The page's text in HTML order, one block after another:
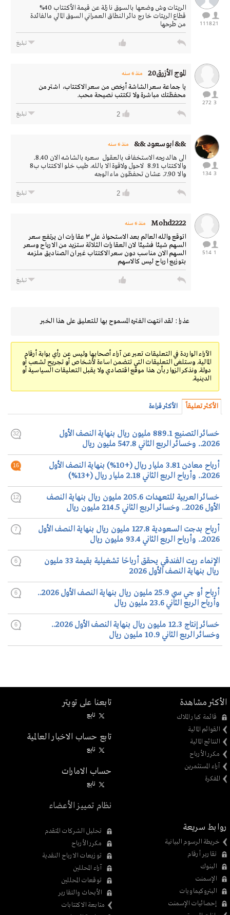
21
1118
الريتات وش وضعها بالسوق نازلة عن قيمة الأكتتاب 40%
قطاع الريتات خارج دائر النطاق العمراني السوق المالي مالفائدة
من طرحها
تبليغ
3
272
الموج الأزرق20 منذ 6 سنه
يا جماعة سعر الشاشة أرخص من سعر الاكتتاب، اشتر من
محفظتك مباشرة ولا تكتتب نصيحة محب.
2 تبليغ
3
134
&& ابوسعود && منذ 6 سنه
الى هالدرجه الاستخفاف بالعقول سعره بالشاشه الان 8.40.
والاكتتاب 8.91 لاحول ولاقوة الا بالله. طيب خلو الاكتتاب ب8
والا 7.90. عشان تحفظون ماء الوجه
2 تبليغ
1
514
Mohd2222 منذ 6 سنه
اتوقع والله العالم بعد الاستحواذ على ٣ عقارات ان يرتفع سعر
السهم شيئا فشيئا لان العقارات الثلاثة ستزيد من الارباح وسعر
السهم الان مناسب دون سعر الاكتتاب غير ان الصناديق ملزمه
بتوزيع ارباح ليس كالاسهم
تبليغ
عذرا : لقد انتهت الفتره المسموح بها للتعليق على هذا الخبر
الآراء الواردة في التعليقات تعبر عن آراء أصحابها وليس عن رأي بوابة أرقام
المالية. وستلغى التعليقات التي تتضمن اساءة لأشخاص أو تجريح لشعب أو
دولة. ونذكر الزوار بأن هذا موقع اقتصادي ولا يقبل التعليقات السياسية أو
الدينية.
الأكثر تعليقاً الأكثر قراءة
خسائر التصنيع 889.1 مليون ريال بنهاية النصف الأول
2026.. وخسائر الربع الثاني 547.8 مليون ريال
32
أرباح معادن 3.81 مليار ريال (+10%) بنهاية النصف الأول
2026.. وأرباح الربع الثاني 2.18 مليار ريال (+13%)
16
خسائر العربية للتعهدات 205.6 مليون ريال بنهاية النصف
الأول 2026.. وخسائر الربع الثاني 214.5 مليون ريال
12
أرباح بدجت السعودية 127.8 مليون ريال بنهاية النصف الأول
2026.. وأرباح الربع الثاني 93.4 مليون ريال
7
الإنماء ريت الفندقي يحقق أرباحًا تشغيلية بقيمة 33 مليون
ريال بنهاية النصف الأول 2026
6
أرباح أو جي سي 25.9 مليون ريال بنهاية النصف الأول 2026..
وأرباح الربع الثاني 23.6 مليون ريال
6
خسائر إنتاج 12.3 مليون ريال بنهاية النصف الأول 2026..
وخسائر الربع الثاني 10.9 مليون ريال
6
الأكثر مشاهدة
قائمة كبار الملاك
القوائم المالية
النتائج المالية
مكرر الأرباح
آراء المستثمرين
المفكرة
تابعنا على تويتر
تابِع
تابع حساب الاخبار العالمية
تابِع
حساب الامارات
تابِع
نظام تمييز الأعضاء
روابط سريعة
خريطة الرسوم البيانية
تقارير أرقام
البنوك
الإسمنت
البتروكيماويات
إحصائيات الإسمنت
تحليل الشركات المتقدم
مكرر الأرباح
توزيعات الارباح النقدية
آراء المحللين
توقعات المحللين
الأبحاث والتقارير
متابعة الاكتتابات